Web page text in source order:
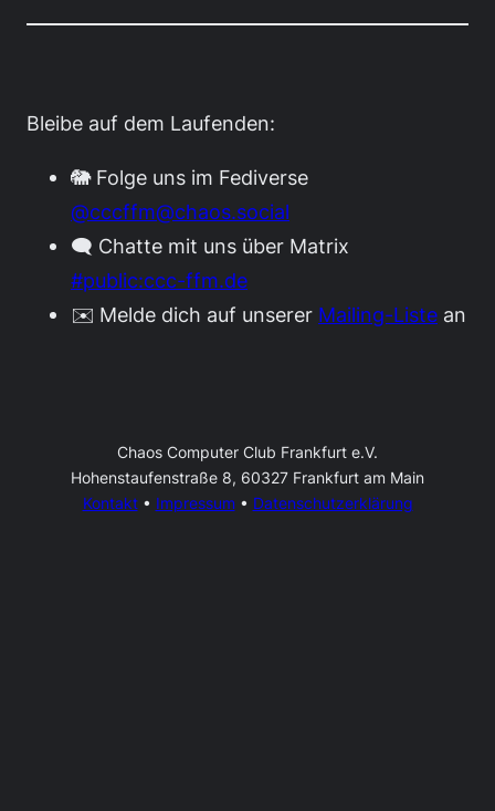
Bleibe auf dem Laufenden:
🐘 Folge uns im Fediverse
@cccffm@chaos.social
🗨️ Chatte mit uns über Matrix
#public:ccc-ffm.de
✉️ Melde dich auf unserer Mailing-Liste an
Chaos Computer Club Frankfurt e.V.
Hohenstaufenstraße 8, 60327 Frankfurt am Main
Kontakt• Impressum • Datenschutzerklärung